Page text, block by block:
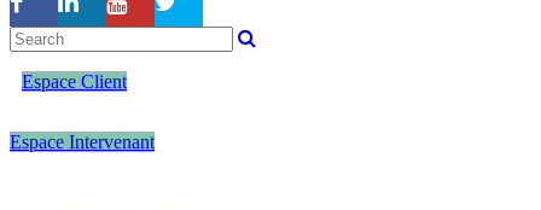
Espace Client
Espace Intervenant